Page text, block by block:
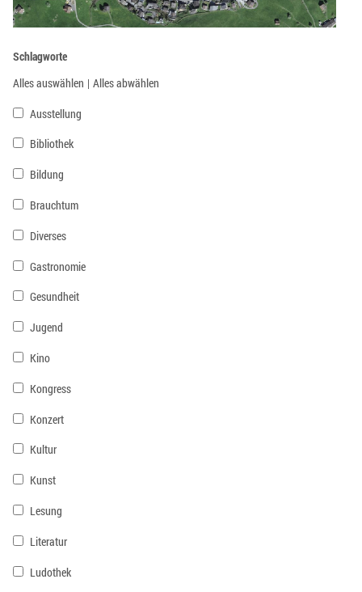
Schlagworte
Alles auswählen | Alles abwählen
Ausstellung
Bibliothek
Bildung
Brauchtum
Diverses
Gastronomie
Gesundheit
Jugend
Kino
Kongress
Konzert
Kultur
Kunst
Lesung
Literatur
Ludothek